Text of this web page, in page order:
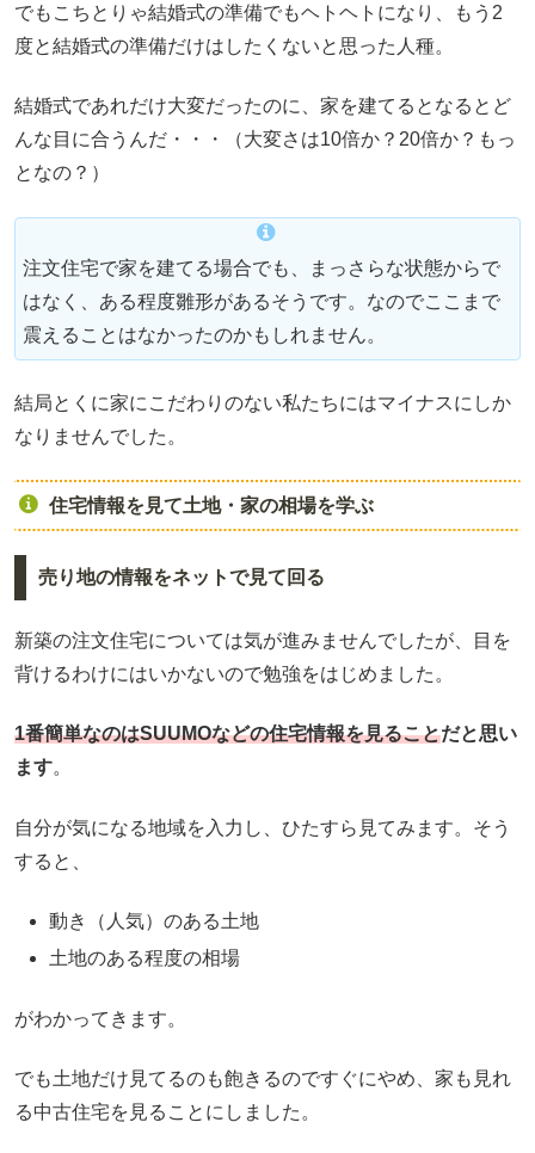
でもこちとりゃ結婚式の準備でもヘトヘトになり、もう2
度と結婚式の準備だけはしたくないと思った人種。
結婚式であれだけ大変だったのに、家を建てるとなるとど
んな目に合うんだ・・・（大変さは10倍か？20倍か？もっ
となの？）
注文住宅で家を建てる場合でも、まっさらな状態からで
はなく、ある程度雛形があるそうです。なのでここまで
震えることはなかったのかもしれません。
結局とくに家にこだわりのない私たちにはマイナスにしか
なりませんでした。
住宅情報を見て土地・家の相場を学ぶ
売り地の情報をネットで見て回る
新築の注文住宅については気が進みませんでしたが、目を
背けるわけにはいかないので勉強をはじめました。
1番簡単なのはSUUMOなどの住宅情報を見ることだと思い
ます。
自分が気になる地域を入力し、ひたすら見てみます。そう
すると、
動き（人気）のある土地
土地のある程度の相場
がわかってきます。
でも土地だけ見てるのも飽きるのですぐにやめ、家も見れ
る中古住宅を見ることにしました。